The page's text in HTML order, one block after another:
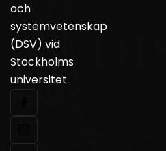
och
systemvetenskap
(DSV) vid
Stockholms
universitet.